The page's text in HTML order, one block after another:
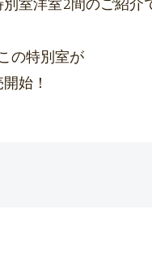
室洋室2間のご紹介
の特別室が
始！